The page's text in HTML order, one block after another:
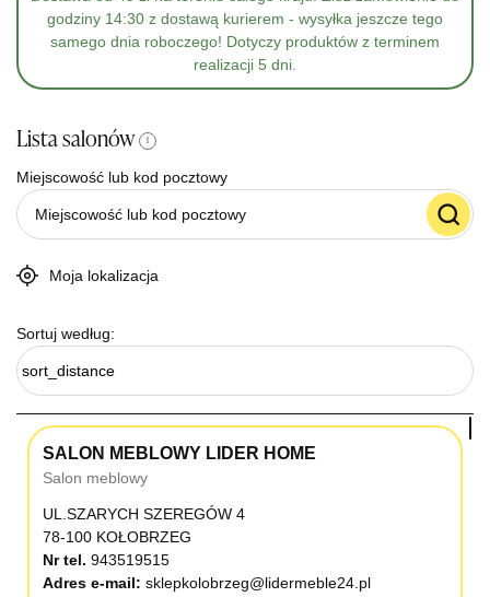
godziny 14:30 z dostawą kurierem - wysyłka jeszcze tego
samego dnia roboczego! Dotyczy produktów z terminem
realizacji 5 dni.
Lista salonów i
Miejscowość lub kod pocztowy
Moja lokalizacja
Sortuj według:
sort_distance
SALON MEBLOWY LIDER HOME
Salon meblowy
UL.SZARYCH SZEREGÓW 4
78-100 KOŁOBRZEG
Nr tel. 943519515
Adres e-mail: sklepkolobrzeg@lidermeble24.pl